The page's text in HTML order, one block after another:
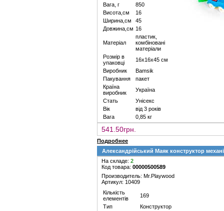
Вага, г
850
Висота,см
16
Ширина,см
45
Довжина,см 16
Матеріал
пластик,
комбіновані
матеріали
Розмір в
упаковці
16х16х45 см
Виробник
Bamsik
Пакування
пакет
Країна
виробник
Україна
Стать
Унісекс
Вік
від 3 років
Вага
0,85 кг
541.50грн.
Подробнее
Александрійський Маяк конструктор
На складе: 2
Код товара: 00000500589
Производитель: Mr.Playwood
Артикул: 10409
Кількість
елементів
169
Тип
Конструктор